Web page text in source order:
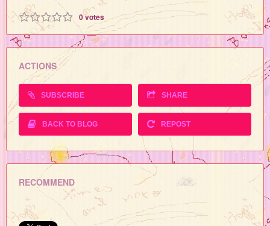
0votes
ACTIONS
SUBSCRIBE SHARE
BACK TO BLOG REPOST
RECOMMEND